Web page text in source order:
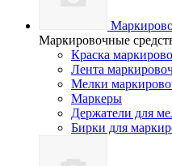
Маркировочные
Краска
Лента
Мелки
Маркеры
Держатели для
Бирки для